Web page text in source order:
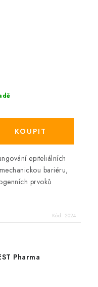
epiteliálních
bariéru,
prvoků
Kód: 2024
Pharma